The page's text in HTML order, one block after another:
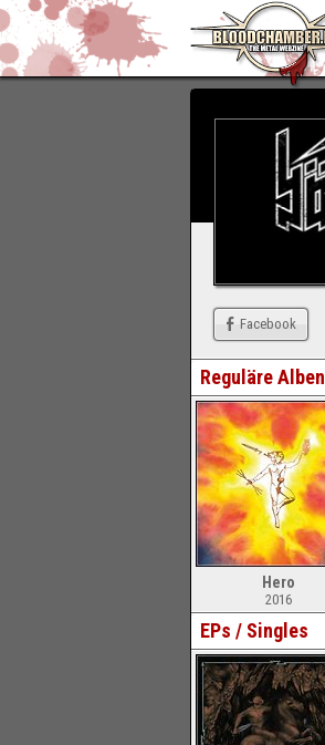
Facebook
Reguläre Alben
Hero
2016
EPs / Singles